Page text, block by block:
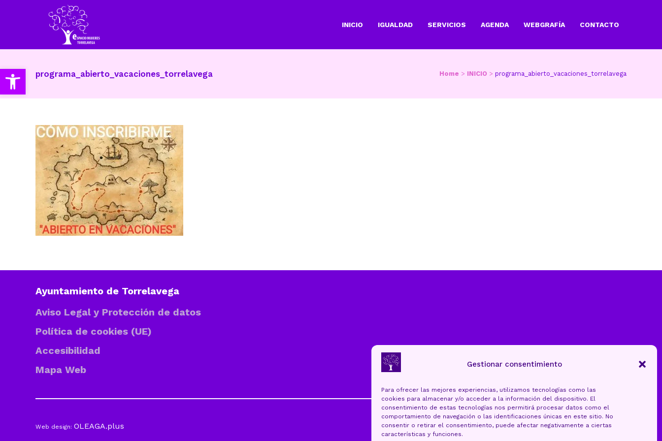
Abrir barra de herramientas
Gestionar consentimiento
Para ofrecer las mejores experiencias, utilizamos tecnologías como las
cookies para almacenar y/o acceder a la información del dispositivo. El
consentimiento de estas tecnologías nos permitirá procesar datos como el
comportamiento de navegación o las identificaciones únicas en este sitio. No
consentir o retirar el consentimiento, puede afectar negativamente a ciertas
características y funciones.
INICIO IGUALDAD SERVICIOS AGENDA WEBGRAFÍA CONTACTO
programa_abierto_vacaciones_torrelavega Home > INICIO > programa_abierto_vacaciones_torrelavega
Ayuntamiento de Torrelavega
Aviso Legal y Protección de datos
Política de cookies (UE)
Accesibilidad
Mapa Web
Web design: OLEAGA.plus